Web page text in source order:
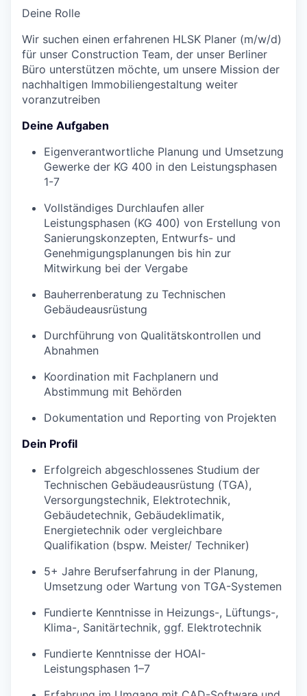
Deine Rolle
Wir suchen einen erfahrenen HLSK Planer (m/w/d)
für unser Construction Team, der unser Berliner
Büro unterstützen möchte, um unsere Mission der
nachhaltigen Immobiliengestaltung weiter
voranzutreiben
Deine Aufgaben
Eigenverantwortliche Planung und Umsetzung
Gewerke der KG 400 in den Leistungsphasen
1-7
Vollständiges Durchlaufen aller
Leistungsphasen (KG 400) von Erstellung von
Sanierungskonzepten, Entwurfs- und
Genehmigungsplanungen bis hin zur
Mitwirkung bei der Vergabe
Bauherrenberatung zu Technischen
Gebäudeausrüstung
Durchführung von Qualitätskontrollen und
Abnahmen
Koordination mit Fachplanern und
Abstimmung mit Behörden
Dokumentation und Reporting von Projekten
Dein Profil
Erfolgreich abgeschlossenes Studium der
Technischen Gebäudeausrüstung (TGA),
Versorgungstechnik, Elektrotechnik,
Gebäudetechnik, Gebäudeklimatik,
Energietechnik oder vergleichbare
Qualifikation (bspw. Meister/ Techniker)
5+ Jahre Berufserfahrung in der Planung,
Umsetzung oder Wartung von TGA-Systemen
Fundierte Kenntnisse in Heizungs-, Lüftungs-,
Klima-, Sanitärtechnik, ggf. Elektrotechnik
Fundierte Kenntnisse der HOAI-
Leistungsphasen 1–7